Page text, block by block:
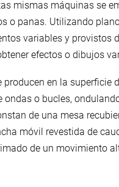
mismas máquinas se
o panas. Utilizando
variables y provistos
efectos o dibujos
producen en la superficie
ondas o bucles,
de una mesa
móvil revestida de
de un movimiento